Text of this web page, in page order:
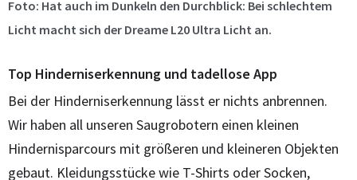
Foto: Hat auch im Dunkeln den Durchblick: Bei schlechtem
Licht macht sich der Dreame L20 Ultra Licht an.
Top Hinderniserkennung und tadellose App
Bei der Hinderniserkennung lässt er nichts anbrennen.
Wir haben all unseren Saugrobotern einen kleinen
Hindernisparcours mit größeren und kleineren Objekten
gebaut. Kleidungsstücke wie T-Shirts oder Socken,